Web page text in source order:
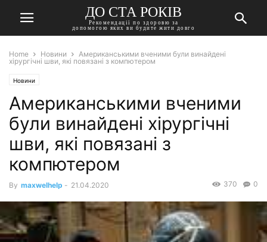
ДО СТА РОКІВ
Рекомендації по здоровю за
допомогою яких ви будите жити довго
Home Новини
Американськими вченими були винайдені
хірургічні шви, які повязані з компютером
Новини
Американськими вченими
були винайдені хірургічні
шви, які повязані з
компютером
By maxwelhelp - 21.04.2020 0
370